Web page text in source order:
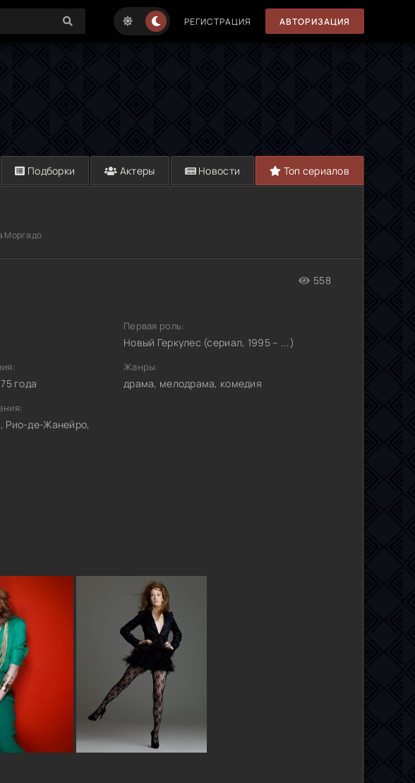
РЕГИСТРАЦИЯ АВТОРИЗАЦИЯ
Подборки Актеры Новости Топ сериалов
Моргадо
года
Рио-де-Жанейро,
558
Первая роль:
Новый Геркулес (сериал, 1995 – ...)
Жанры:
драма, мелодрама, комедия